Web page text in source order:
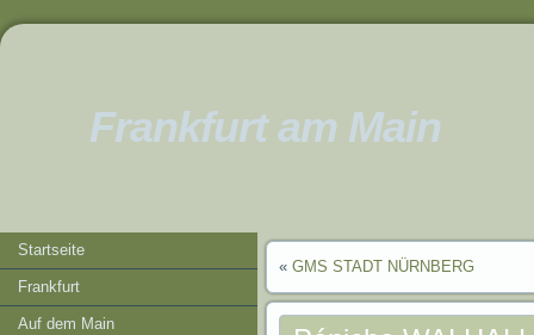
Frankfurt am Main
Startseite
Frankfurt
Auf dem Main
« GMS STADT NÜRNBERG